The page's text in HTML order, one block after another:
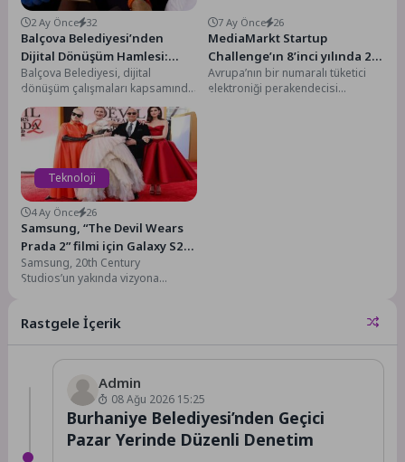
2 Ay Önce 32
Balçova Belediyesi’nden
Dijital Dönüşüm Hamlesi:
Kurum Arşivleri Tek Çatıda
Toplanıyor
Balçova Belediyesi, dijital
dönüşüm çalışmaları kapsamında
kurum arşivlerini modern ve
erişilebilir bir yapıya kavuşturuyor.
Müdürlüklere...
7 Ay Önce 26
MediaMarkt Startup
Challenge’ın 8’inci yılında 22
ülkeden 264 girişim
değerlendirildi
Avrupa’nın bir numaralı tüketici
elektroniği perakendecisi
Teknoloji
4 Ay Önce 26
Samsung, “The Devil Wears
Prada 2” filmi için Galaxy S26
Ultra ile global iş birliğini
duyurdu
Samsung, 20th Century
Studios’un yakında vizyona
Rastgele İçerik
Admin
08 Ağu 2026 15:25
Burhaniye Belediyesi’nden Geçici
Pazar Yerinde Düzenli Denetim